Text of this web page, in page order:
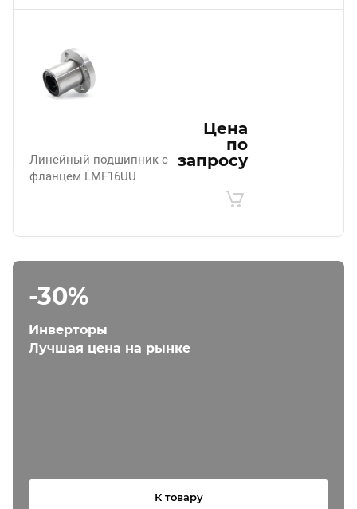
Линейный подшипник с
фланцем LMF16UU
Цена
по
запросу
-30%
Инверторы
Лучшая цена на рынке
К товару